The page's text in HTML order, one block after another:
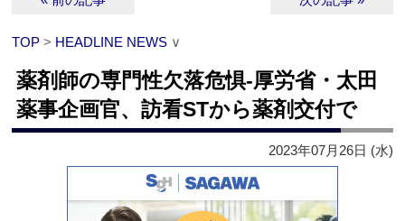
TOP > HEADLINE NEWS ∨
薬剤師の専門性欠落危惧‐厚労省・太田
薬事企画官、訪看STから薬剤交付で
2023年07月26日 (水)